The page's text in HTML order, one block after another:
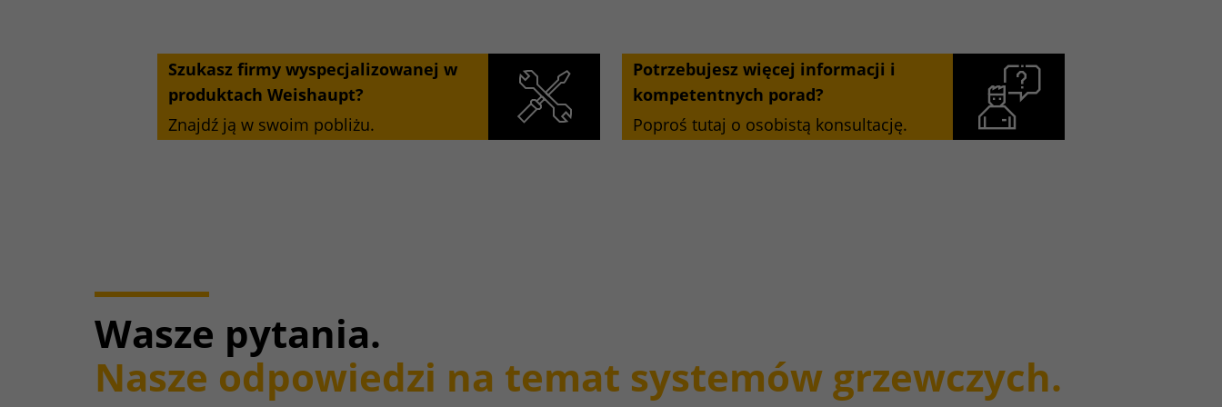
Szukasz firmy wyspecjalizowanej w
produktach Weishaupt?
Znajdź ją w swoim pobliżu.
Potrzebujesz więcej informacji i
kompetentnych porad?
Poproś tutaj o osobistą konsultację.
Wasze pytania.
Nasze odpowiedzi na temat systemów grzewczych.